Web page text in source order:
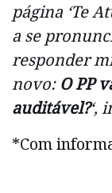
página ‘Te
a se
responder
novo: O PP
auditável?‘,
*Com